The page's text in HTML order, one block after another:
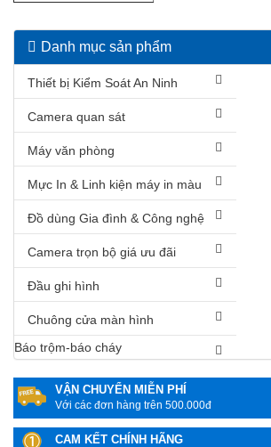
Danh mục sản phẩm
Thiết bị Kiểm Soát An Ninh
Camera quan sát
Máy văn phòng
Mực In & Linh kiện máy in màu
Đồ dùng Gia đình & Công nghệ
Camera trọn bộ giá ưu đãi
Đầu ghi hình
Chuông cửa màn hình
Báo trộm-báo cháy
VẬN CHUYỂN MIỄN PHÍ
Với các đơn hàng trên 500.000đ
CAM KẾT CHÍNH HÃNG